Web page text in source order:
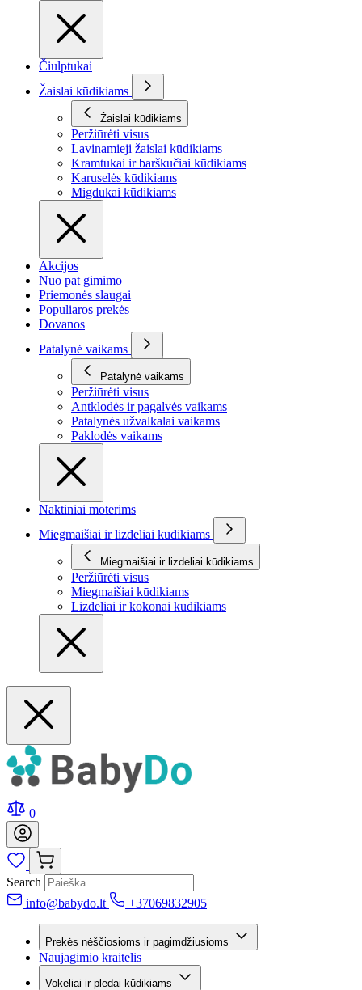
Čiulptukai
Žaislai kūdikiams
Žaislai kūdikiams
Peržiūrėti visus
Lavinamieji žaislai kūdikiams
Kramtukai ir barškučiai kūdikiams
Karuselės kūdikiams
Migdukai kūdikiams
Akcijos
Nuo pat gimimo
Priemonės slaugai
Populiaros prekės
Dovanos
Patalynė vaikams
Patalynė vaikams
Peržiūrėti visus
Antklodės ir pagalvės vaikams
Patalynės užvalkalai vaikams
Paklodės vaikams
Naktiniai moterims
Miegmaišiai ir lizdeliai kūdikiams
Miegmaišiai ir lizdeliai kūdikiams
Peržiūrėti visus
Miegmaišiai kūdikiams
Lizdeliai ir kokonai kūdikiams
0
Search
info@babydo.lt
+37069832905
Prekės nėščiosioms ir pagimdžiusioms
Naujagimio kraitelis
Vokeliai ir pledai kūdikiams